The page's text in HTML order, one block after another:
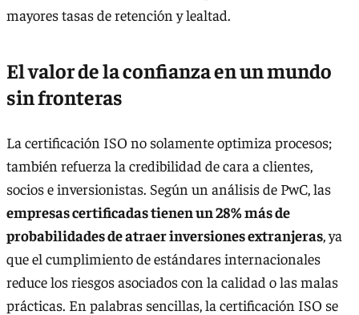
mayores tasas de retención y lealtad.
El valor de la confianza en un mundo
sin fronteras
La certificación ISO no solamente optimiza procesos;
también refuerza la credibilidad de cara a clientes,
socios e inversionistas. Según un análisis de PwC, las
empresas certificadas tienen un 28% más de
probabilidades de atraer inversiones extranjeras, ya
que el cumplimiento de estándares internacionales
reduce los riesgos asociados con la calidad o las malas
prácticas. En palabras sencillas, la certificación ISO se